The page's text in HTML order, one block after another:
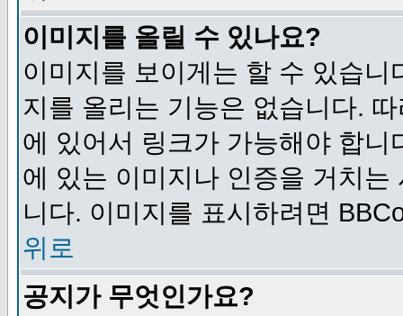
이미지를 올릴 수 있나요?
이미지를 보이게는 할 수 있습
지를 올리는 기능은 없습니다.
에 있어서 링크가 가능해야 합
에 있는 이미지나 인증을 거치
니다. 이미지를 표시하려면
위로
공지가 무엇인가요?